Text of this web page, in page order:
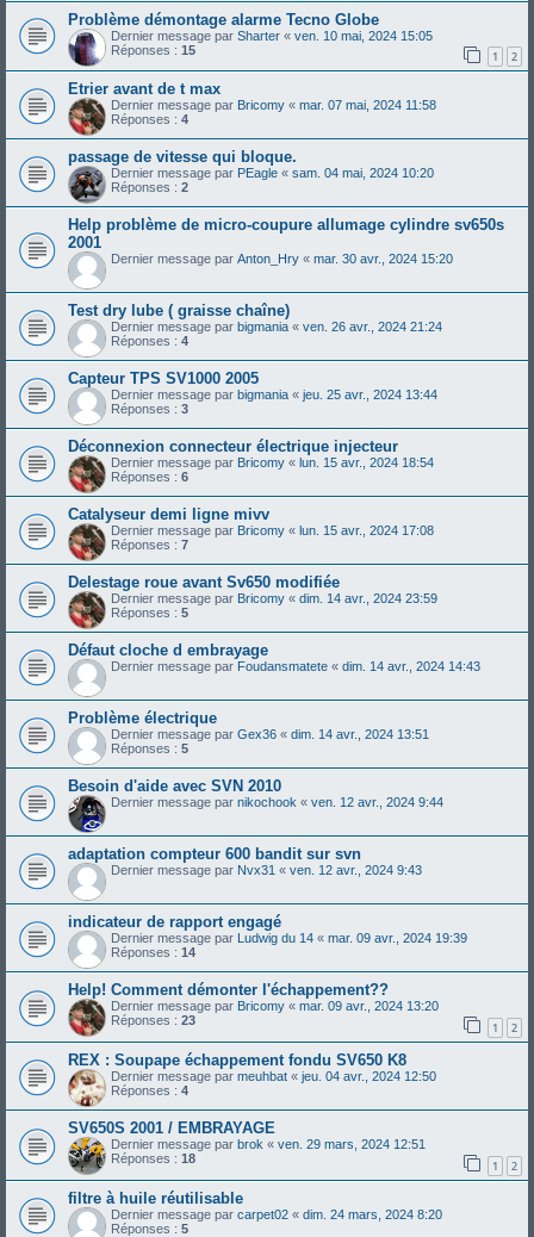
Problème démontage alarme Tecno Globe
Dernier message par Sharter « ven. 10 mai, 2024 15:05
Réponses : 15 1 2
Etrier avant de t max
Dernier message par Bricomy « mar. 07 mai, 2024 11:58
Réponses : 4
passage de vitesse qui bloque.
Dernier message par PEagle « sam. 04 mai, 2024 10:20
Réponses : 2
Help problème de micro-coupure allumage cylindre sv650s
2001
Dernier message par Anton_Hry « mar. 30 avr., 2024 15:20
Test dry lube ( graisse chaîne)
Dernier message par bigmania « ven. 26 avr., 2024 21:24
Réponses : 4
Capteur TPS SV1000 2005
Dernier message par bigmania « jeu. 25 avr., 2024 13:44
Réponses : 3
Déconnexion connecteur électrique injecteur
Dernier message par Bricomy « lun. 15 avr., 2024 18:54
Réponses : 6
Catalyseur demi ligne mivv
Dernier message par Bricomy « lun. 15 avr., 2024 17:08
Réponses : 7
Delestage roue avant Sv650 modifiée
Dernier message par Bricomy « dim. 14 avr., 2024 23:59
Réponses : 5
Défaut cloche d embrayage
Dernier message par Foudansmatete « dim. 14 avr., 2024 14:43
Problème électrique
Dernier message par Gex36 « dim. 14 avr., 2024 13:51
Réponses : 5
Besoin d'aide avec SVN 2010
Dernier message par nikochook « ven. 12 avr., 2024 9:44
adaptation compteur 600 bandit sur svn
Dernier message par Nvx31 « ven. 12 avr., 2024 9:43
indicateur de rapport engagé
Dernier message par Ludwig du 14 « mar. 09 avr., 2024 19:39
Réponses : 14
Help! Comment démonter l'échappement??
Dernier message par Bricomy « mar. 09 avr., 2024 13:20
Réponses : 23 1 2
REX : Soupape échappement fondu SV650 K8
Dernier message par meuhbat « jeu. 04 avr., 2024 12:50
Réponses : 4
SV650S 2001 / EMBRAYAGE
Dernier message par brok « ven. 29 mars, 2024 12:51
Réponses : 18 1 2
filtre à huile réutilisable
Dernier message par carpet02 « dim. 24 mars, 2024 8:20
Réponses : 5